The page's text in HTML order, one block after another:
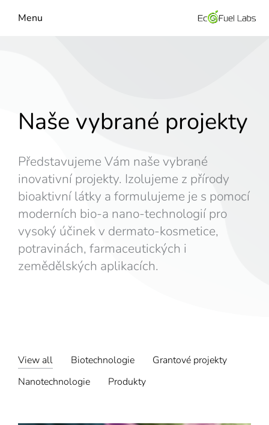
Menu
Naše vybrané projekty
Představujeme Vám naše vybrané
inovativní projekty. Izolujeme z přírody
bioaktivní látky a formulujeme je s pomocí
moderních bio-a nano-technologií pro
vysoký účinek v dermato-kosmetice,
potravinách, farmaceutických i
zemědělských aplikacích.
View all Biotechnologie
Grantové projekty
Nanotechnologie
Produkty